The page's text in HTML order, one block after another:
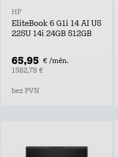
HP
EliteBook 6 G1i 14 AI U5
225U 14i 24GB 512GB
65,95 € /mēn.
1582,78 €
bez PVN